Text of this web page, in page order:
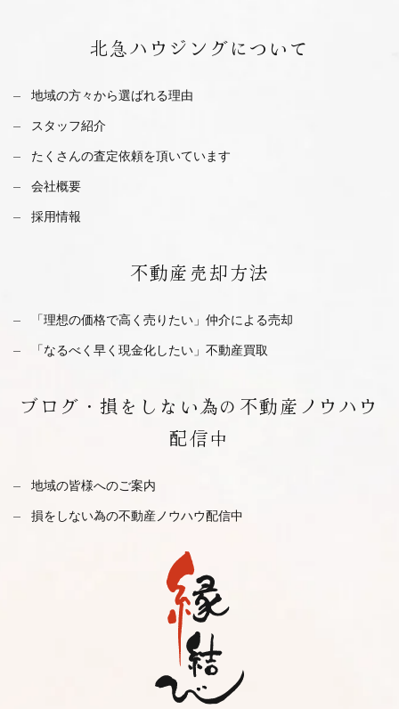
北急ハウジングについて
地域の方々から選ばれる理由
スタッフ紹介
たくさんの査定依頼を頂いています
会社概要
採用情報
不動産 売却方法
「理想の価格で高く売りたい」仲介による売却
「なるべく早く現金化したい」不動産買取
ブログ・ 損をしない為の不動産ノウハウ
配信中
地域の皆様へのご案内
損をしない為の不動産ノウハウ配信中